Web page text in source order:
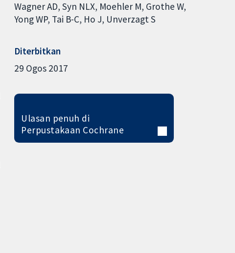
Wagner AD Syn NLX Moehler M Grothe W
Yong WP Tai B-C Ho J Unverzagt S
Diterbitkan
29 Ogos 2017
Ulasan penuh di
Perpustakaan Cochrane